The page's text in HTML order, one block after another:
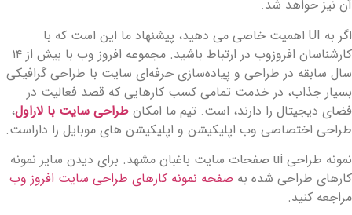
آن نیز خواهد شد.
اگر به UI اهمیت خاصی می دهید، پیشنهاد ما این است که با
کارشناسان افروزوب در ارتباط باشید. مجموعه افروز وب با بیش از ۱۴
سال سابقه در طراحی و پیاده‌سازی حرفه‌ای سایت با طراحی گرافیکی
بسیار جذاب، در خدمت تمامی کسب کارهایی که قصد فعالیت در
فضای دیجیتال را دارند، است. تیم ما امکانطراحی سایت با لاراول،
طراحی اختصاصی وب اپلیکیشن و اپلیکیشن های موبایل را داراست.
نمونه طراحی ui صفحات سایت باغبان مشهد. برای دیدن سایر نمونه
کارهای طراحی شده به صفحه نمونه کارهای طراحی سایت افروز وب
مراجعه کنید.